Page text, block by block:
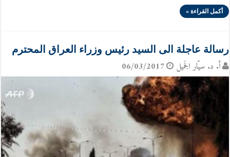
أكمل القراءة »
رسالة عاجلة الى السيد رئيس وزراء العراق المحترم
أ. د. سيّار الجَميل 06/03/2017